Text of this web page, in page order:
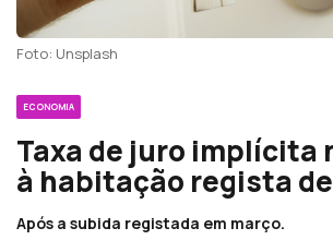
Foto: Unsplash
ECONOMIA
Taxa de juro implícita
à habitação regista
Após a subida registada em março.